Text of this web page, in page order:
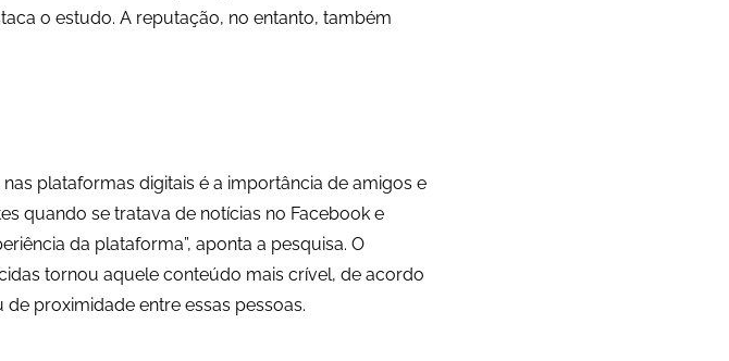
o estudo. A reputação, no entanto, também
plataformas digitais é a importância de amigos e
quando se tratava de notícias no Facebook e
da plataforma”, aponta a pesquisa. O
tornou aquele conteúdo mais crível, de acordo
proximidade entre essas pessoas.